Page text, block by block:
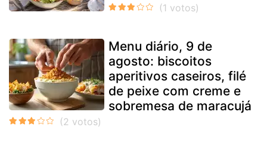
Menu diário, 9 de
agosto: biscoitos
aperitivos caseiros, filé
de peixe com creme e
sobremesa de maracujá